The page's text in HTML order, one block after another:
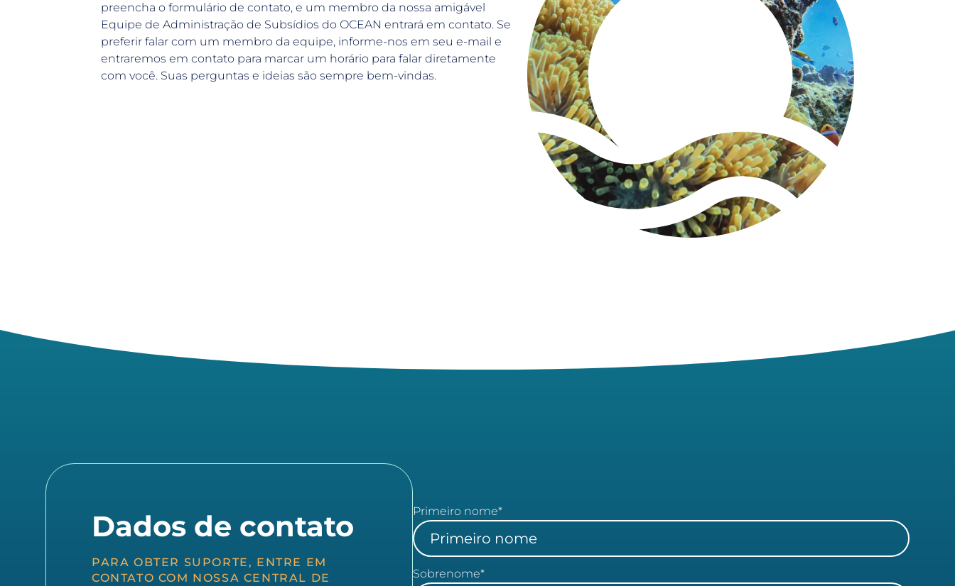
preencha o formulário de contato, e um membro da nossa amigável
Equipe de Administração de Subsídios do OCEAN entrará em contato. Se
preferir falar com um membro da equipe, informe-nos em seu e-mail e
entraremos em contato para marcar um horário para falar diretamente
com você. Suas perguntas e ideias são sempre bem-vindas.
Dados de contato
PARA OBTER SUPORTE, ENTRE EM
CONTATO COM NOSSA CENTRAL DE
Primeiro nome*
Sobrenome*